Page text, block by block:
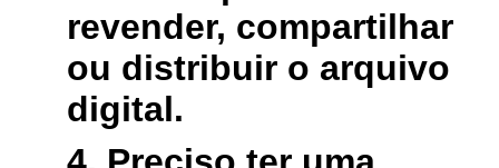
revender, compartilhar
ou distribuir o arquivo
digital.